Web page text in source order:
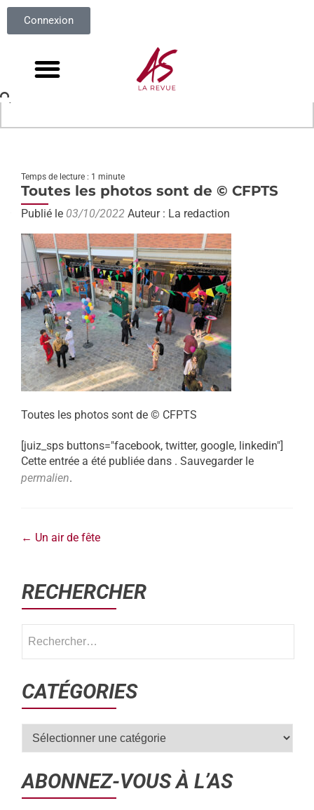
Connexion
Temps de lecture : 1 minute
Toutes les photos sont de © CFPTS
Publié le 03/10/2022 Auteur : La redaction
Toutes les photos sont de © CFPTS
[juiz_sps buttons="facebook, twitter, google, linkedin"]
Cette entrée a été publiée dans . Sauvegarder le
permalien.
← Un air de fête
RECHERCHER
CATÉGORIES
ABONNEZ-VOUS À L’AS